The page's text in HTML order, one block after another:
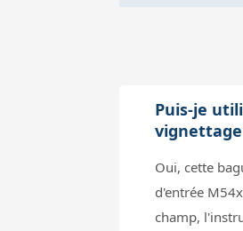
Puis-je
vignettage
Oui, cette
d'entrée
champ,